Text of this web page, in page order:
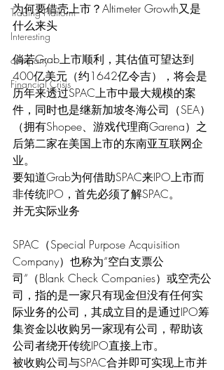
Trading Platform
Interesting
company
Financial Crisis
为何要借壳上市？Altimeter Growth又是
什么来头
倘若Grab上市顺利，其估值可望达到
400亿美元（约1642亿令吉），将会是
历年来透过SPAC上市中最大规模的案
件，同时也是继新加坡冬海公司（SEA）
（拥有Shopee、游戏代理商Garena）之
后第二家在美国上市的东南亚互联网企
业。
要知道Grab为何借助SPAC来IPO上市而
非传统IPO，首先必须了解SPAC。
并无实际业务
SPAC（Special Purpose Acquisition
Company）也称为“空白支票公
司“（Blank Check Companies）或空壳公
司，指的是一家只有现金但没有任何实
际业务的公司，其成立目的是通过IPO筹
集资金以收购另一家现有公司，帮助该
公司者绕开传统IPO直接上市。
被收购公司与SPAC合并即可实现上市并